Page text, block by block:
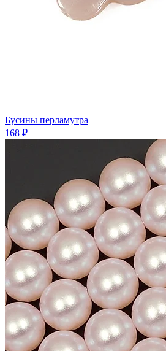
Бусины перламутра
168 ₽